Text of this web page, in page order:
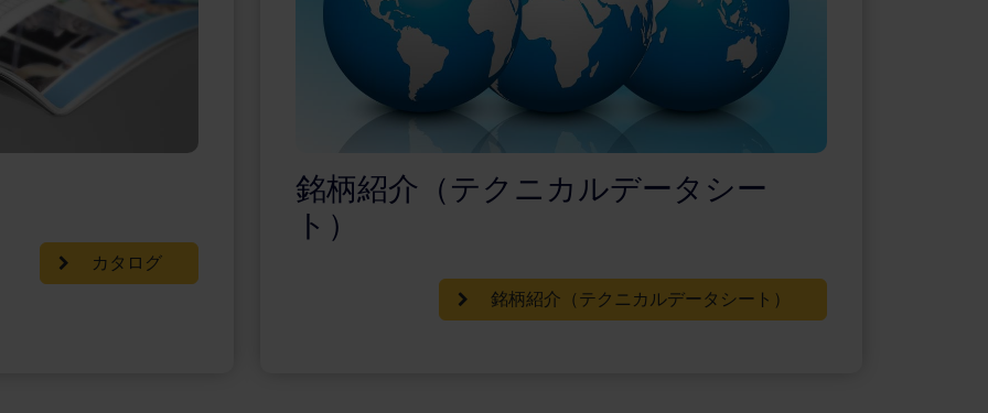
カタログ
銘柄紹介（テクニカルデータシー
ト）
銘柄紹介（テクニカルデータシート）